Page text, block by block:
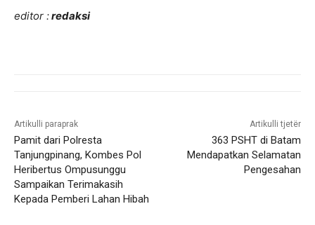
editor :redaksi
Artikulli paraprak
Pamit dari Polresta
Tanjungpinang, Kombes Pol
Heribertus Ompusunggu
Sampaikan Terimakasih
Kepada Pemberi Lahan Hibah
Artikulli tjetër
363 PSHT di Batam
Mendapatkan Selamatan
Pengesahan